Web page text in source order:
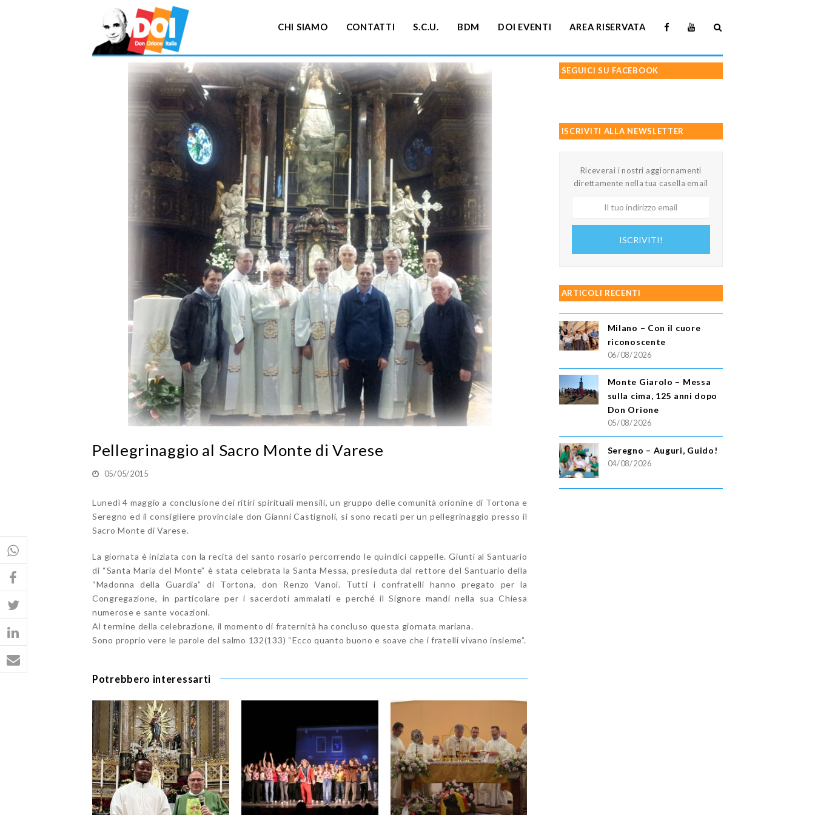
CHI SIAMO CONTATTI S.C.U. BDM DOI EVENTI AREA RISERVATA
Pellegrinaggio al Sacro Monte di Varese
05/05/2015
Lunedì 4 maggio a conclusione dei ritiri spirituali mensili, un gruppo delle comunità orionine di Tortona e
Seregno ed il consigliere provinciale don Gianni Castignoli, si sono recati per un pellegrinaggio presso il
Sacro Monte di Varese.
La giornata è iniziata con la recita del santo rosario percorrendo le quindici cappelle. Giunti al Santuario
di “Santa Maria del Monte” è stata celebrata la Santa Messa, presieduta dal rettore del Santuario della
“Madonna della Guardia” di Tortona, don Renzo Vanoi. Tutti i confratelli hanno pregato per la
Congregazione, in particolare per i sacerdoti ammalati e perché il Signore mandi nella sua Chiesa
numerose e sante vocazioni.
Al termine della celebrazione, il momento di fraternità ha concluso questa giornata mariana.
Sono proprio vere le parole del salmo 132(133) “Ecco quanto buono e soave che i fratelli vivano insieme”.
Potrebbero interessarti
SEGUICI SU FACEBOOK
ISCRIVITI ALLA NEWSLETTER
Riceverai i nostri aggiornamenti
direttamente nella tua casella email
ISCRIVITI!
ARTICOLI RECENTI
Milano – Con il cuore
riconoscente
06/08/2026
Monte Giarolo – Messa
sulla cima, 125 anni dopo
Don Orione
05/08/2026
Seregno – Auguri, Guido!
04/08/2026